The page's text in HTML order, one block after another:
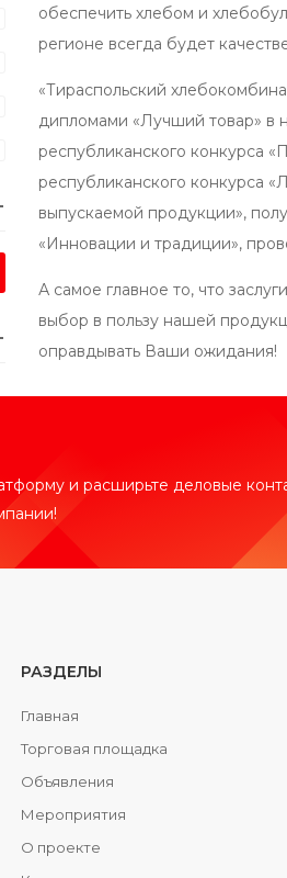
обеспечить хлебом и
регионе всегда будет
«Тираспольский
дипломами «Лучший товар» в
республиканского конкурса
республиканского конкурса
выпускаемой продукции»,
«Инновации и традиции»,
А самое главное то, что
выбор в пользу нашей
оправдывать Ваши ожидания!
и расширьте деловые
РАЗДЕЛЫ
Главная
Торговая площадка
Объявления
Мероприятия
О проекте